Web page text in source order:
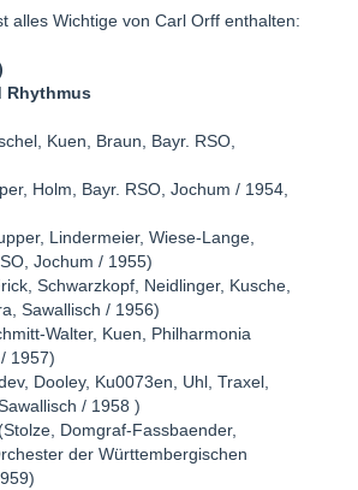
alles Wichtige von Carl Orff enthalten:
Rhythmus
Kuen, Braun, Bayr. RSO,
Holm, Bayr. RSO, Jochum / 1954,
Lindermeier, Wiese-Lange,
Jochum / 1955)
Schwarzkopf, Neidlinger, Kusche,
Sawallisch / 1956)
Walter, Kuen, Philharmonia
1957)
Dooley, Ku0073en, Uhl, Traxel,
/ 1958 )
Domgraf-Fassbaender,
der Württembergischen